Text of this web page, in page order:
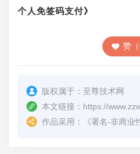
个人免签码支付》
赞（
版权属于： 至尊技术网
本文链接： https://
作品采用：
《署名-非商业性使用-